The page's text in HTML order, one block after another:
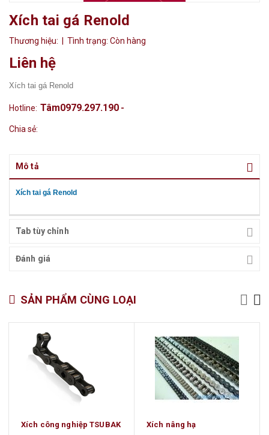
Xích tai gá Renold
Thương hiệu: | Tình trạng: Còn hàng
Liên hệ
Xích tai gá Renold
Hotline: Tâm0979.297.190 -
Chia sẻ:
Mô tả
Xích tai gá Renold
Tab tùy chỉnh
Đánh giá
SẢN PHẨM CÙNG LOẠI
Xích công nghiệp TSUBAK Xích nâng hạ